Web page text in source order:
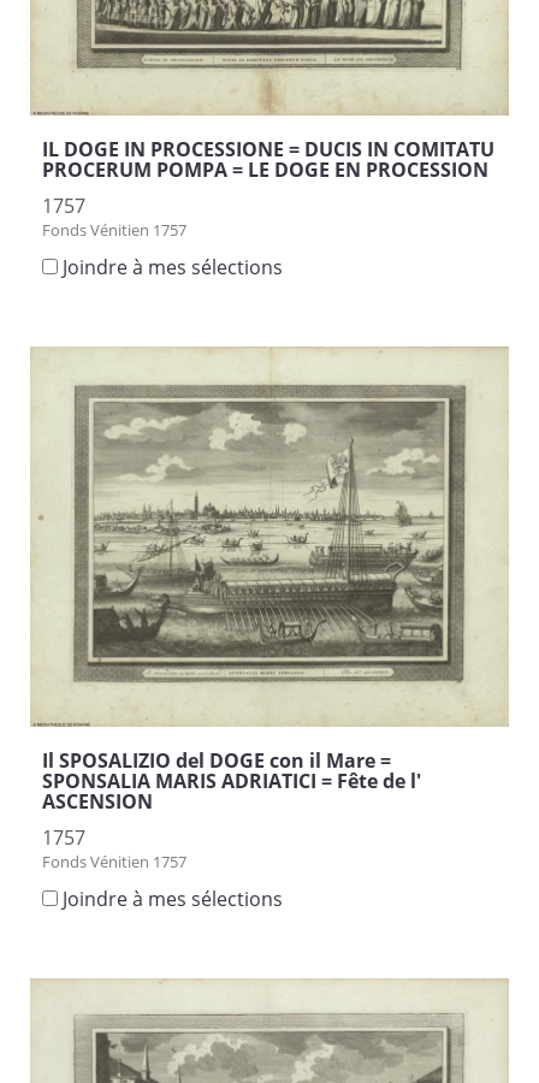
IL DOGE IN PROCESSIONE = DUCIS IN COMITATU
PROCERUM POMPA = LE DOGE EN PROCESSION
1757
Fonds Vénitien 1757
Joindre à mes sélections
Il SPOSALIZIO del DOGE con il Mare =
SPONSALIA MARIS ADRIATICI = Fête de l'
ASCENSION
1757
Fonds Vénitien 1757
Joindre à mes sélections